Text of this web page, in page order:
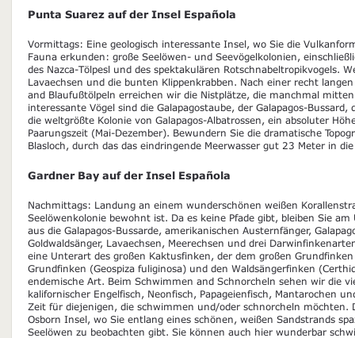
Punta Suarez auf der Insel Española
Vormittags: Eine geologisch interessante Insel, wo Sie die
Fauna erkunden: große Seelöwen- und Seevögelkolonien,
des Nazca-Tölpesl und des spektakulären Rotschnabeltropikvogels.
Lavaechsen und die bunten Klippenkrabben. Nach einer recht
and Blaufußtölpeln erreichen wir die Nistplätze, die manchmal
interessante Vögel sind die Galapagostaube, der Galapagos-Bussard,
die weltgrößte Kolonie von Galapagos-Albatrossen, ein absoluter
Paarungszeit (Mai-Dezember). Bewundern Sie die dramatische
Blasloch, durch das das eindringende Meerwasser gut 23 Meter in
Gardner Bay auf der Insel Española
Nachmittags: Landung an einem wunderschönen weißen
Seelöwenkolonie bewohnt ist. Da es keine Pfade gibt, bleiben Sie
aus die Galapagos-Bussarde, amerikanischen Austernfänger,
Goldwaldsänger, Lavaechsen, Meerechsen und drei
eine Unterart des großen Kaktusfinken, der dem großen
Grundfinken (Geospiza fuliginosa) und den Waldsängerfinken
endemische Art. Beim Schwimmen and Schnorcheln sehen wir die
kalifornischer Engelfisch, Neonfisch, Papageienfisch, Mantarochen
Zeit für diejenigen, die schwimmen und/oder schnorcheln möchten.
Osborn Insel, wo Sie entlang eines schönen, weißen Sandstrands
Seelöwen zu beobachten gibt. Sie können auch hier wunderbar